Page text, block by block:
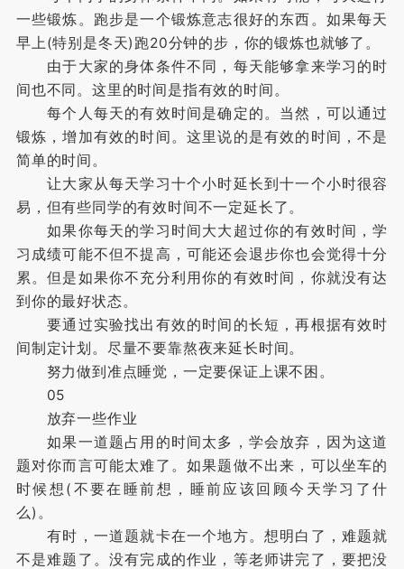
一些锻炼。跑步是一个锻炼意志很好的东西。如果每天
早上(特别是冬天)跑20分钟的步，你的锻炼也就够了。
由于大家的身体条件不同，每天能够拿来学习的时
间也不同。这里的时间是指有效的时间。
每个人每天的有效时间是确定的。当然，可以通过
锻炼，增加有效的时间。这里说的是有效的时间，不是
简单的时间。
让大家从每天学习十个小时延长到十一个小时很容
易，但有些同学的有效时间不一定延长了。
如果你每天的学习时间大大超过你的有效时间，学
习成绩可能不但不提高，可能还会退步你也会觉得十分
累。但是如果你不充分利用你的有效时间，你就没有达
到你的最好状态。
要通过实验找出有效的时间的长短，再根据有效时
间制定计划。尽量不要靠熬夜来延长时间。
努力做到准点睡觉，一定要保证上课不困。
05
放弃一些作业
如果一道题占用的时间太多，学会放弃，因为这道
题对你而言可能太难了。如果题做不出来，可以坐车的
时候想(不要在睡前想，睡前应该回顾今天学习了什
么)。
有时，一道题就卡在一个地方。想明白了，难题就
不是难题了。没有完成的作业，等老师讲完了，要把没